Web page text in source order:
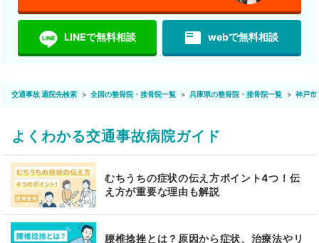
LINEで無料相談 featured_play_list webで無料相談
交通事故 通院先検索 全国の整骨院・接骨院一覧 兵庫県の整骨院・接骨院一覧 神戸市
よくわかる交通事故病院ガイド
むちうちの症状の伝え方ポイント4つ！伝
え方が重要な理由も解説
腰椎捻挫とは？原因から症状、治療法やリ